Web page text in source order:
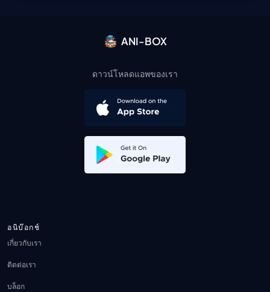
ANI-BOX
ดาวน์โหลดแอพของเรา
อนิบ๊อกช์
เกี่ยวกับเรา
ติดต่อเรา
บล็อก